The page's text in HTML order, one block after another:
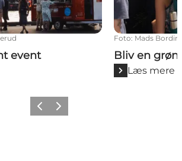
event
Foto: Mads
Bliv en
Læs mere
Forrige billede
Næste billede